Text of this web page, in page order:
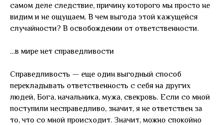
самом деле следствие, причину которого мы просто не
видим и не ощущаем. В чем выгода этой кажущейся
случайности? В освобождении от ответственности.
…в мире нет справедливости
Справедливость — еще один выгодный способ
перекладывать ответственность с себя на других
людей, Бога, начальника, мужа, свекровь. Если со мной
поступили несправедливо, значит, я не ответствен за
то, что со мной происходит. Значит, можно спокойно